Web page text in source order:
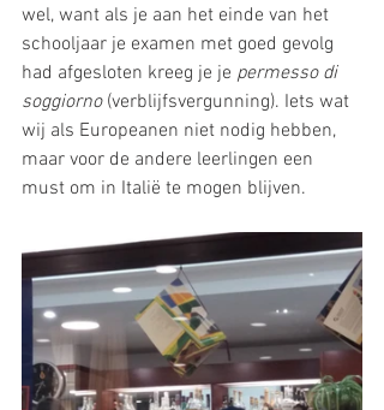
wel, want als je aan het einde van het
schooljaar je examen met goed gevolg
had afgesloten kreeg je je permesso di
soggiorno (verblijfsvergunning). Iets wat
wij als Europeanen niet nodig hebben,
maar voor de andere leerlingen een
must om in Italië te mogen blijven.